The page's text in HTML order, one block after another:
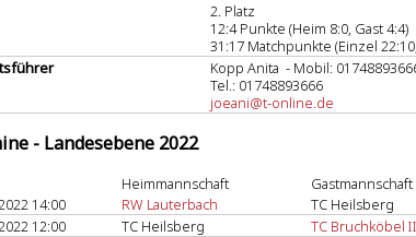
2. Platz
12:4 Punkte (Heim 8:0, Gast 4:4)
31:17 Matchpunkte (Einzel
Kopp Anita - Mobil:
Tel.: 01748893666
joeani@t-online.de
- Landesebene 2022
Heimmannschaft Gastmannschaft
14:00 RW Lauterbach TC Heilsberg
12:00 TC Heilsberg TC Bruchköbel II